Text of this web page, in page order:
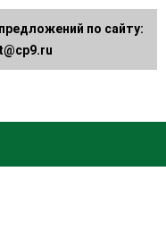
по сайту: